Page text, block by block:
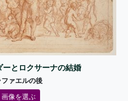
ーとロクサーナの結婚
ファエルの後
画像を選ぶ